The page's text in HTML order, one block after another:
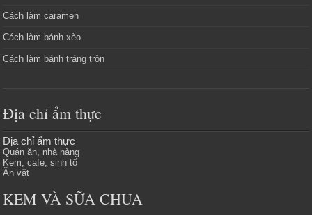
Cách làm caramen
Cách làm bánh xèo
Cách làm bánh tráng trộn
Địa chỉ ẩm thực
Địa chỉ ẩm thực
Quán ăn, nhà hàng
Kem, cafe, sinh tố
Ăn vặt
KEM VÀ SỮA CHUA